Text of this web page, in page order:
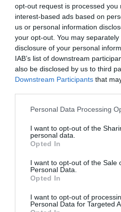
opt-out request is processed you
interest-based ads based on
us or personal information
your opt-out. You may
disclosure of your personal
IAB’s list of downstream
also be disclosed by us to third
Downstream Participants that
Personal Data Processing
I want to opt-out of the
personal data.
Opted In
I want to opt-out of the Sale
Personal Data.
Opted In
I want to opt-out of
Personal Data for Targeted
Índex2P
Planet Fitness
Compartir
Publicidad
2Playbook Club